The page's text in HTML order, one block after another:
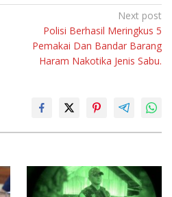
Next post
Polisi Berhasil Meringkus 5
Pemakai Dan Bandar Barang
Haram Nakotika Jenis Sabu.